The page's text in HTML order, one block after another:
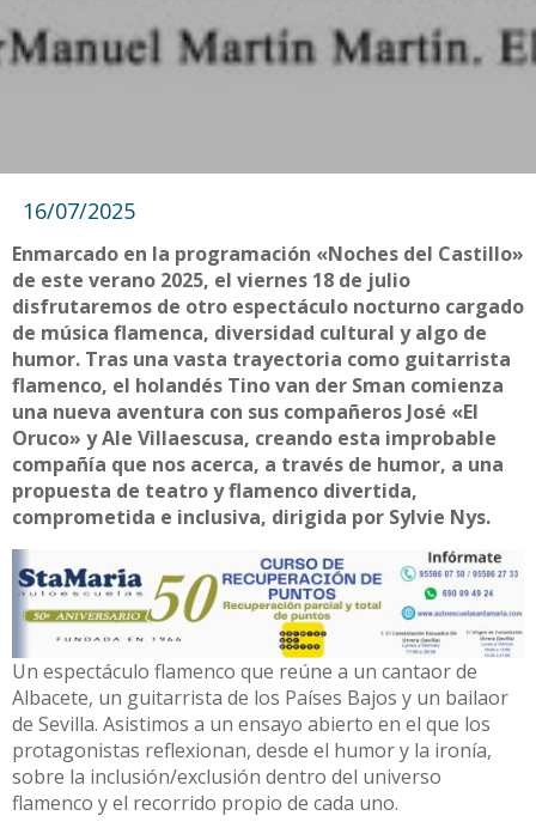
16/07/2025
Enmarcado en la programación «Noches del Castillo»
de este verano 2025, el viernes 18 de julio
disfrutaremos de otro espectáculo nocturno cargado
de música flamenca, diversidad cultural y algo de
humor. Tras una vasta trayectoria como guitarrista
flamenco, el holandés Tino van der Sman comienza
una nueva aventura con sus compañeros José «El
Oruco» y Ale Villaescusa, creando esta improbable
compañía que nos acerca, a través de humor, a una
propuesta de teatro y flamenco divertida,
comprometida e inclusiva, dirigida por Sylvie Nys.
Un espectáculo flamenco que reúne a un cantaor de
Albacete, un guitarrista de los Países Bajos y un bailaor
de Sevilla. Asistimos a un ensayo abierto en el que los
protagonistas reflexionan, desde el humor y la ironía,
sobre la inclusión/exclusión dentro del universo
flamenco y el recorrido propio de cada uno.